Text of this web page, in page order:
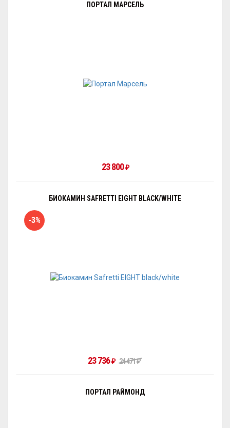
ПОРТАЛ МАРСЕЛЬ
23 800₽
БИОКАМИН SAFRETTI EIGHT BLACK/WHITE
-3%
23 736₽ 24 471₽
ПОРТАЛ РАЙМОНД